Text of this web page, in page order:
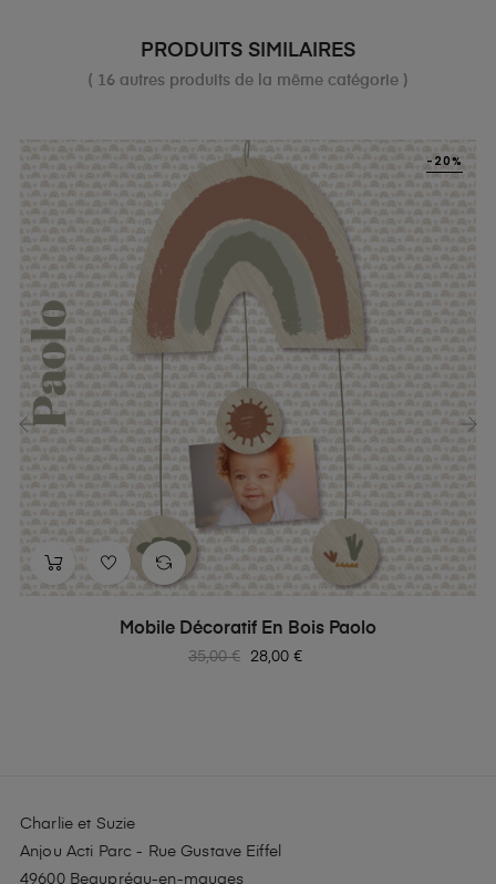
PRODUITS SIMILAIRES
( 16 autres produits de la même catégorie )
Mobile Décoratif En Bois Paolo
Prix
35,00 €
-20%
Prix
28,00 €
›
Charlie et Suzie
Anjou Acti Parc - Rue Gustave Eiffel
49600 Beaupréau-en-mauges